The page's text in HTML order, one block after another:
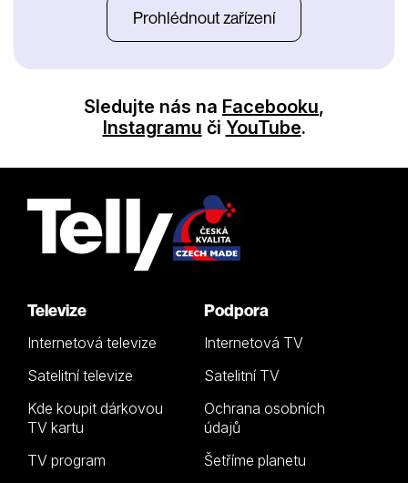
Prohlédnout zařízení
Sledujte nás na Facebooku,
Instagramu či YouTube.
Televize
Internetová televize
Satelitní televize
Kde koupit dárkovou
TV kartu
TV program
Podpora
Internetová TV
Satelitní TV
Ochrana osobních
údajů
Šetříme planetu